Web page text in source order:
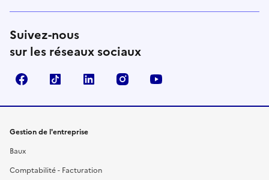
Suivez-nous
sur les réseaux sociaux
FacebookTikTok Linkedin Instagram
Gestion de l'entreprise
Baux
Comptabilité - Facturation